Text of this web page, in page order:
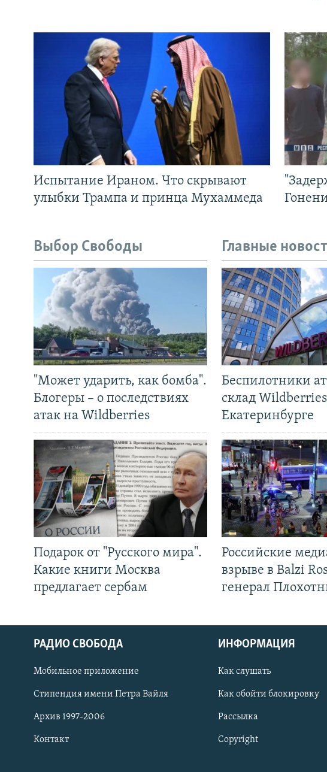
СОЦИАЛЬНЫЕ СЕТИ
Испытание Ираном. Что скрывают
улыбки Трампа и принца Мухаммеда
Выбор Свободы
"Может ударить, как бомба".
Блогеры – о последствиях
атак на Wildberries
Подарок от "Русского мира".
Какие книги Москва
предлагает сербам
Главные
Беспилотники
склад
Екатеринбурге
Российские
взрыве в Balzi
генерал
РАДИО СВОБОДА
Мобильное приложение
Стипендия имени Петра Вайля
Архив 1997-2006
Контакт
ИНФОРМАЦИЯ
Как слушать
Как обойти блокировку
Рассылка
Copyright